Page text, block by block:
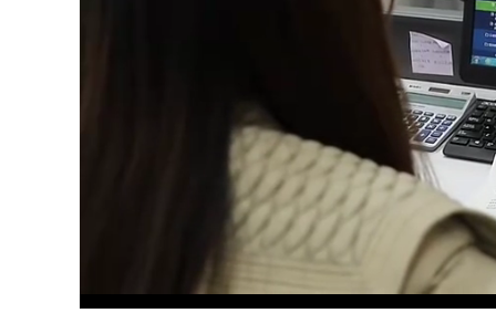
Unmute Loaded:
92.34%